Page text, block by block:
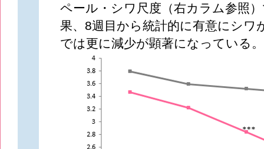
ペール・シワ尺度（右カラム参照
果、8週目から統計的に有意にシワ
では更に減少が顕著になっている。